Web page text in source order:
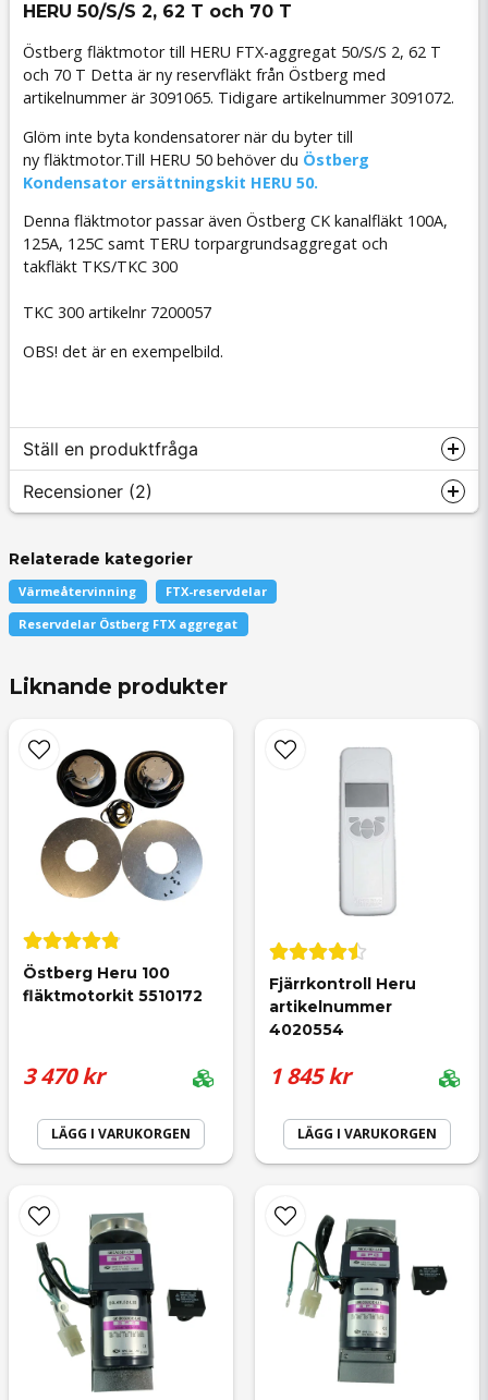
HERU 50/S/S 2, 62 T och 70 T
Östberg fläktmotor till HERU FTX-aggregat 50/S/S 2, 62 T
och 70 T Detta är ny reservfläkt från Östberg med
artikelnummer är3091065. Tidigare artikelnummer3091072.
Glöm inte byta kondensatorer när du byter till
ny fläktmotor.Till HERU 50 behöver du Östberg
Kondensator ersättningskit HERU 50.
Denna fläktmotor passar även Östberg CK kanalfläkt 100A,
125A, 125C samt TERU torpargrundsaggregat och
takfläkt TKS/TKC 300
TKC 300 artikelnr 7200057
OBS! det är en exempelbild.
Ställ en produktfråga
question
Fråga oss något om denna produkten...
email
Mejladress
Ja, ni får publicera min fråga
Recensioner (2)
Leif Ingemar
för 4 månader sedan
jag antar att det är ok, har bytt båda motorerna
Anonym
för 9 månader sedan
Relaterade kategorier
Värmeåtervinning
FTX-reservdelar
Reservdelar Östberg FTX aggregat
Liknande produkter
Östberg Heru 100
fläktmotorkit 5510172
3 470 kr
LÄGG I VARUKORGEN
Fjärrkontroll Heru
artikelnummer
4020554
1 845 kr
LÄGG I VARUKORGEN